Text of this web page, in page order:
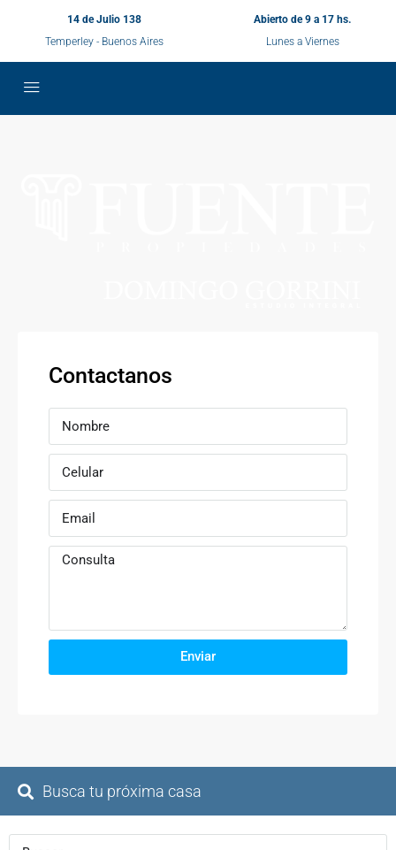
14 de Julio 138
Temperley - Buenos Aires
Abierto de 9 a 17 hs.
Lunes a Viernes
Contactanos
Enviar
Busca tu próxima casa